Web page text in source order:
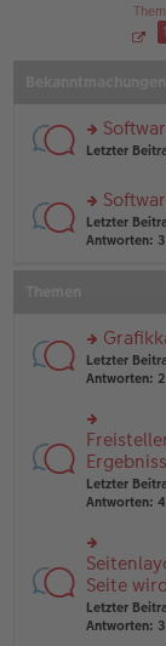
1
v
o
n
6
1
rs
u
n
g
er
B
ei
tr
g
Letzter
rs
te
es
e
n
B
ei
tr
a
g
Letzter
Antworten: 3
rs
te
u
n
g
el
es
e
er
B
ei
tr
a
g
Letzter
Antworten: 2
rs
te
r
u
n
el
es
e
n
er
Letzter
Antworten: 4
rs
te
r
u
n
Seite
Letzter
Antworten: 3